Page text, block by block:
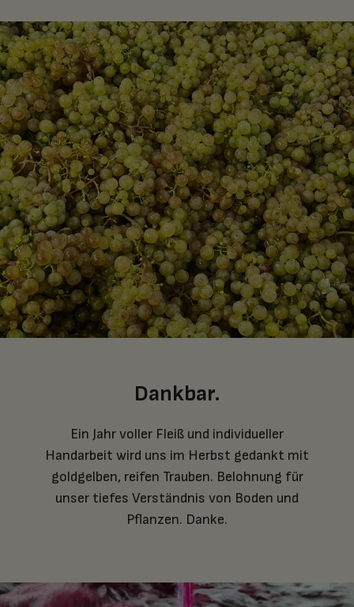
Dankbar.
Ein Jahr voller Fleiß und individueller
Handarbeit wird uns im Herbst gedankt mit
goldgelben, reifen Trauben. Belohnung für
unser tiefes Verständnis von Boden und
Pflanzen. Danke.